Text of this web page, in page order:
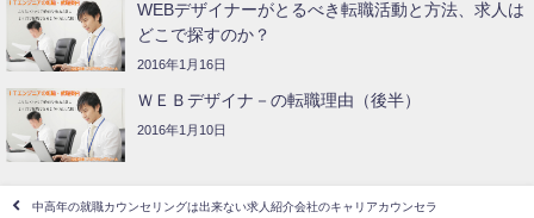
WEBデザイナーがとるべき転職活動と方法、求人は
どこで探すのか？
2016年1月16日
ＷＥＢデザイナ－の転職理由（後半）
2016年1月10日
中高年の就職カウンセリングは出来ない求人紹介会社のキャリアカウンセラ